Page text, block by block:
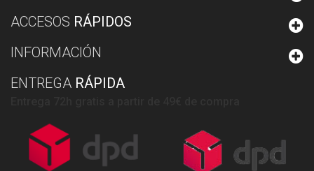
ACCESOS RÁPIDOS
INFORMACIÓN
ENTREGA RÁPIDA